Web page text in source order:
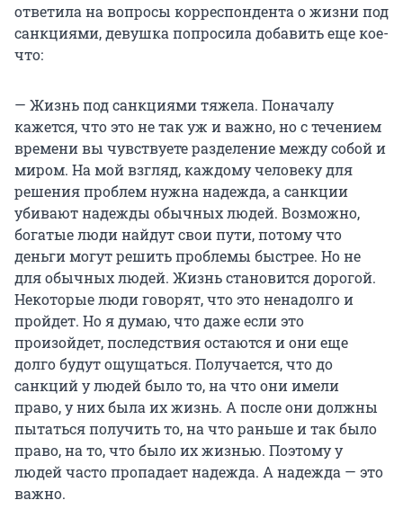
ответила на вопросы корреспондента о жизни под
санкциями, девушка попросила добавить еще кое-
что:
— Жизнь под санкциями тяжела. Поначалу
кажется, что это не так уж и важно, но с течением
времени вы чувствуете разделение между собой и
миром. На мой взгляд, каждому человеку для
решения проблем нужна надежда, а санкции
убивают надежды обычных людей. Возможно,
богатые люди найдут свои пути, потому что
деньги могут решить проблемы быстрее. Но не
для обычных людей. Жизнь становится дорогой.
Некоторые люди говорят, что это ненадолго и
пройдет. Но я думаю, что даже если это
произойдет, последствия остаются и они еще
долго будут ощущаться. Получается, что до
санкций у людей было то, на что они имели
право, у них была их жизнь. А после они должны
пытаться получить то, на что раньше и так было
право, на то, что было их жизнью. Поэтому у
людей часто пропадает надежда. А надежда — это
важно.